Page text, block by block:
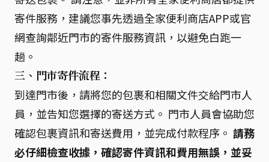
寄件服務，建議您事先透過全家便利商店APP或官
網查詢鄰近門市的寄件服務資訊，以避免白跑一
趟。
三、門市寄件流程：
到達門市後，請將您的包裹和相關文件交給門市人
員，並告知您選擇的寄送方式。 門市人員會協助您
確認包裹資訊和寄送費用，並完成付款程序。 請務
必仔細檢查收據，確認寄件資訊和費用無誤，並妥